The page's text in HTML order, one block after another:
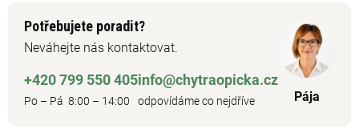
Potřebujete poradit?
Neváhejte nás kontaktovat.
+420 799 550 405
Po – Pá 8:00 – 14:00
info@chytraopicka.cz
odpovídáme co nejdříve Pája